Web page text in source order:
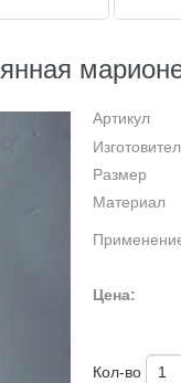
Артикул
Размер
Материал
Цена:
Кол-во